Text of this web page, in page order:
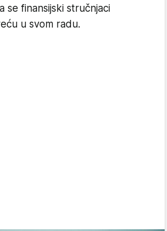
se finansijski stručnjaci
u svom radu.